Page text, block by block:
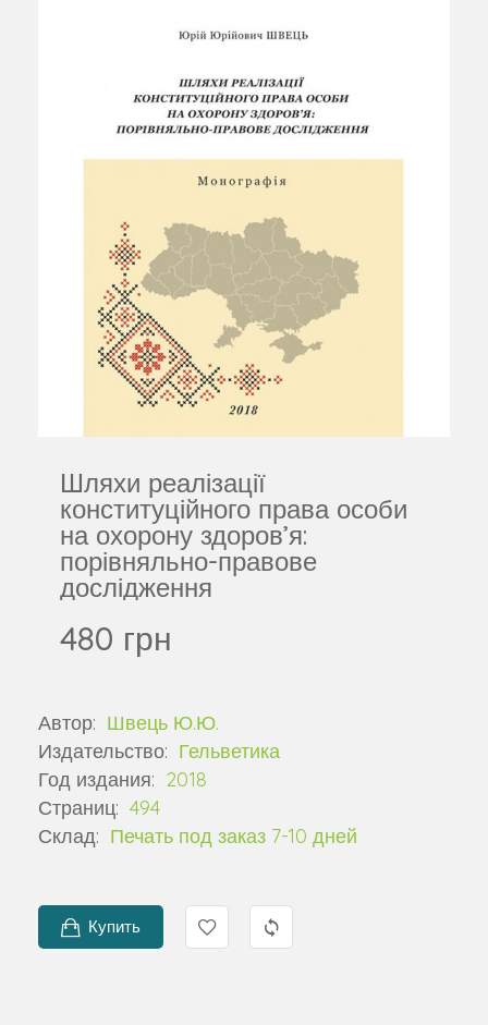
Шляхи реалізації
конституційного права особи
на охорону здоров’я:
порівняльно-правове
дослідження
480 грн
Автор: Швець Ю.Ю.
Издательство: Гельветика
Год издания: 2018
Страниц: 494
Склад: Печать под заказ 7-10 дней
Купить